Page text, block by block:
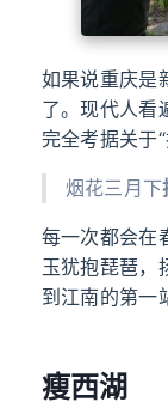
如果说重庆是
了。现代人看
完全考据关于
烟花三月下
每一次都会在
玉犹抱琵琶，
到江南的第一
瘦西湖